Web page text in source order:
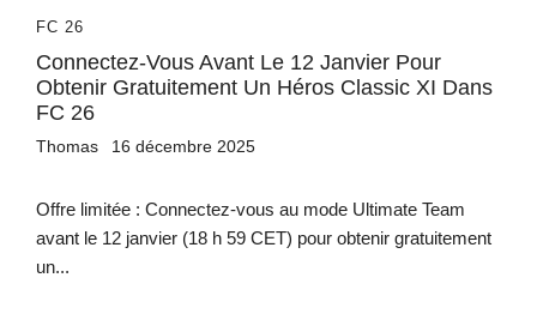
FC 26
Connectez-Vous Avant Le 12 Janvier Pour
Obtenir Gratuitement Un Héros Classic XI Dans
FC 26
Thomas 16 décembre 2025
Offre limitée : Connectez-vous au mode Ultimate Team
avant le 12 janvier (18 h 59 CET) pour obtenir gratuitement
un...